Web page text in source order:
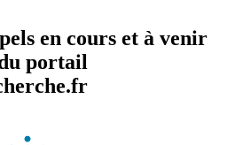
en cours et à venir
portail